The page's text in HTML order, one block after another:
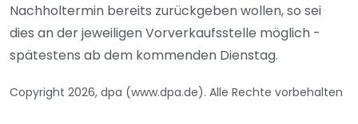
Nachholtermin bereits zurückgeben wollen, so sei
dies an der jeweiligen Vorverkaufsstelle möglich -
spätestens ab dem kommenden Dienstag.
Copyright 2026, dpa (www.dpa.de). Alle Rechte vorbehalten